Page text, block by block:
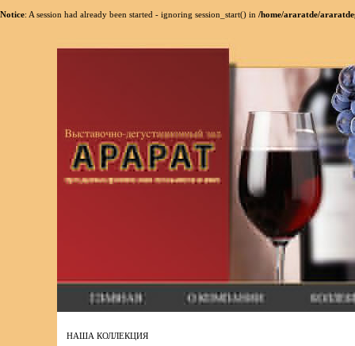
Notice: A session had already been started - ignoring session_start() in /home/araratde/
НАША КОЛЛЕКЦИЯ